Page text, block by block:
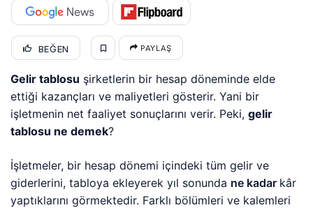
BEĞEN PAYLAŞ
Gelir tablosu şirketlerin bir hesap döneminde elde
ettiği kazançları ve maliyetleri gösterir. Yani bir
işletmenin net faaliyet sonuçlarını verir. Peki,gelir
tablosu ne demek?
İşletmeler, bir hesap dönemi içindeki tüm gelir ve
giderlerini, tabloya ekleyerek yıl sonunda ne kadar kâr
yaptıklarını görmektedir. Farklı bölümleri ve kalemleri